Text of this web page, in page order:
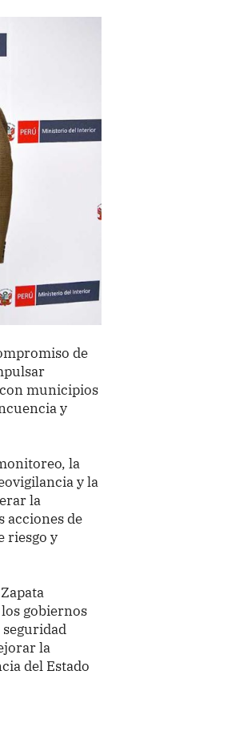
de
municipios
y
la
y la
la
acciones de
riesgo y
gobiernos
la
del Estado